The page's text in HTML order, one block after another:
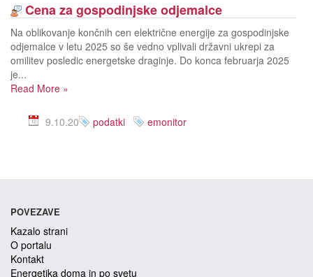
Cena za gospodinjske odjemalce
Na oblikovanje končnih cen električne energije za gospodinjske
odjemalce v letu 2025 so še vedno vplivali državni ukrepi za
omilitev posledic energetske draginje. Do konca februarja 2025
je...
Read More »
9.10.20 podatki emonitor
POVEZAVE
Kazalo strani
O portalu
Kontakt
Energetika doma in po svetu